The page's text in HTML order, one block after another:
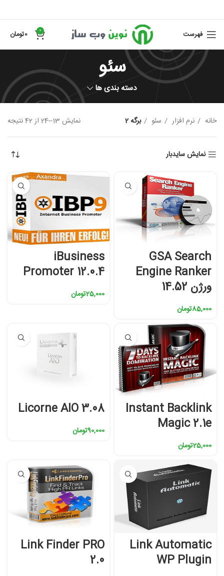
فهرست 0
0تومان
سئو
دسته بندی ها
خانه نرم افزار سئو برگه 2 نمایش 13–24 از 42 نتیجه
نمایش سایدبار
GSA Search
Engine Ranker
ورژن 14.52
85,000تومان
iBusiness
Promoter 12.0.4
25,000تومان
Instant Backlink
Magic 2.1e
25,000تومان
Licorne AIO 3.08
90,000تومان
Link Automatic
WP Plugin
Link Finder PRO
2.0